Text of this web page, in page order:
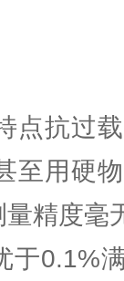
抗过载
至用硬
精度毫
0.1%满